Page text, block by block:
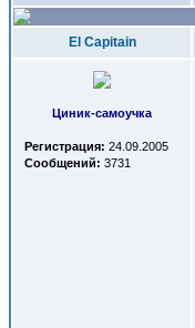
El Capitain
Циник-самоучка
Регистрация: 24.09.2005
Сообщений: 3731